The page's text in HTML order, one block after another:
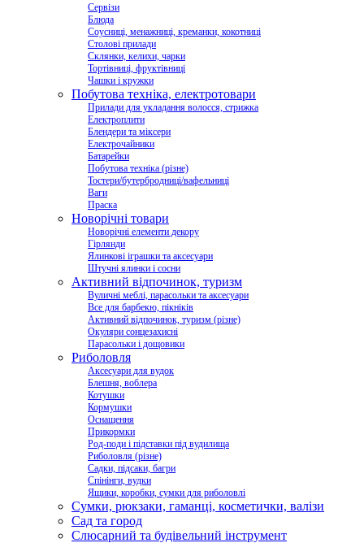
Сервізи
Блюда
Соусниці, менажниці, креманки, кокотниці
Столові прилади
Склянки, келихи, чарки
Тортівниці, фруктівниці
Чашки і кружки
Побутова техніка, електротовари
Прилади для укладання волосся, стрижка
Електроплити
Блендери та міксери
Електрочайники
Батарейки
Побутова техніка (різне)
Тостери/бутербродниці/вафельниці
Ваги
Праска
Новорічні товари
Новорічні елементи декору
Гірлянди
Ялинкові іграшки та аксесуари
Штучні ялинки і сосни
Активний відпочинок, туризм
Вуличні меблі, парасольки та аксесуари
Все для барбекю, пікніків
Активний відпочинок, туризм (різне)
Окуляри сонцезахисні
Парасольки і дощовики
Риболовля
Аксесуари для вудок
Блешня, воблера
Котушки
Кормушки
Оснащення
Прикормки
Род-поди і підставки під вудилища
Риболовля (різне)
Садки, підсаки, багри
Спінінги, вудки
Ящики, коробки, сумки для риболовлі
Сумки, рюкзаки, гаманці, косметички, валізи
Сад та город
Слюсарний та будівельний інструмент